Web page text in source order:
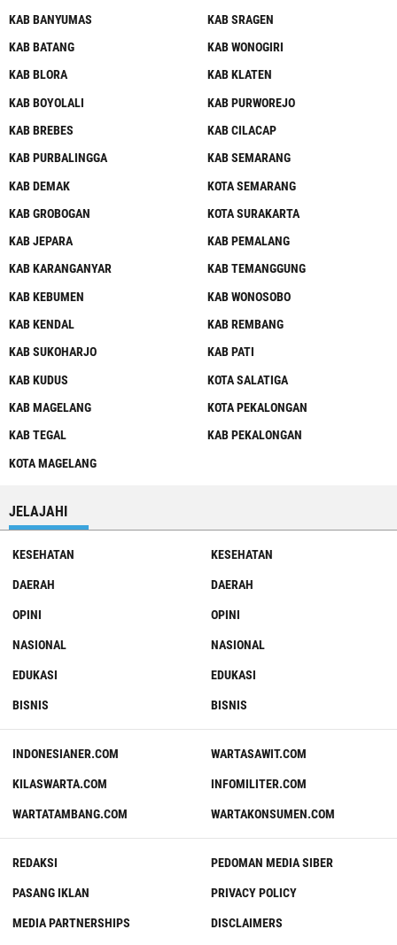
KAB BANYUMAS
KAB BATANG
KAB BLORA
KAB BOYOLALI
KAB BREBES
KAB PURBALINGGA
KAB DEMAK
KAB GROBOGAN
KAB JEPARA
KAB KARANGANYAR
KAB KEBUMEN
KAB KENDAL
KAB SUKOHARJO
KAB KUDUS
KAB MAGELANG
KAB TEGAL
KOTA MAGELANG
KAB SRAGEN
KAB WONOGIRI
KAB KLATEN
KAB PURWOREJO
KAB CILACAP
KAB SEMARANG
KOTA SEMARANG
KOTA SURAKARTA
KAB PEMALANG
KAB TEMANGGUNG
KAB WONOSOBO
KAB REMBANG
KAB PATI
KOTA SALATIGA
KOTA PEKALONGAN
KAB PEKALONGAN
JELAJAHI
KESEHATAN
DAERAH
OPINI
NASIONAL
EDUKASI
BISNIS
KESEHATAN
DAERAH
OPINI
NASIONAL
EDUKASI
BISNIS
INDONESIANER.COM
KILASWARTA.COM
WARTATAMBANG.COM
WARTASAWIT.COM
INFOMILITER.COM
WARTAKONSUMEN.COM
REDAKSI
PASANG IKLAN
MEDIA PARTNERSHIPS
PEDOMAN MEDIA SIBER
PRIVACY POLICY
DISCLAIMERS